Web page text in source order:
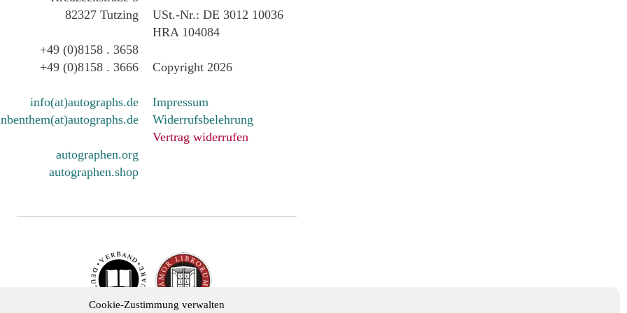
Cookie-Zustimmung verwalten
82327 Tutzing
+49 (0)8158 . 3658
+49 (0)8158 . 3666
info(at)autographs.de
autographen.org
autographen.shop
USt.-Nr.: DE 3012 10036
HRA 104084
Copyright 2026
Impressum
Widerrufsbelehrung
Vertrag widerrufen